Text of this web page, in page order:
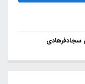
سجادفرهادی